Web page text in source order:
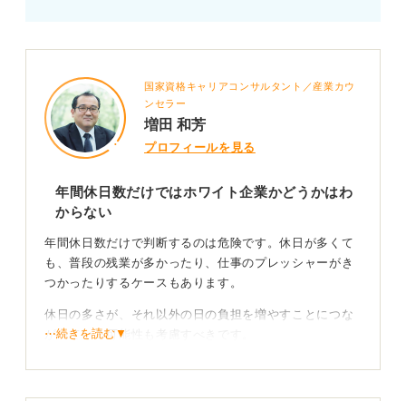
国家資格キャリアコンサルタント／産業カウ
ンセラー
増田 和芳
プロフィールを見る
年間休日数だけではホワイト企業かどうかはわ
からない
年間休日数だけで判断するのは危険です。休日が多くて
も、普段の残業が多かったり、仕事のプレッシャーがき
つかったりするケースもあります。
休日の多さが、それ以外の日の負担を増やすことにつな
がっている可能性も考慮すべきです。
⋯続きを読む▼